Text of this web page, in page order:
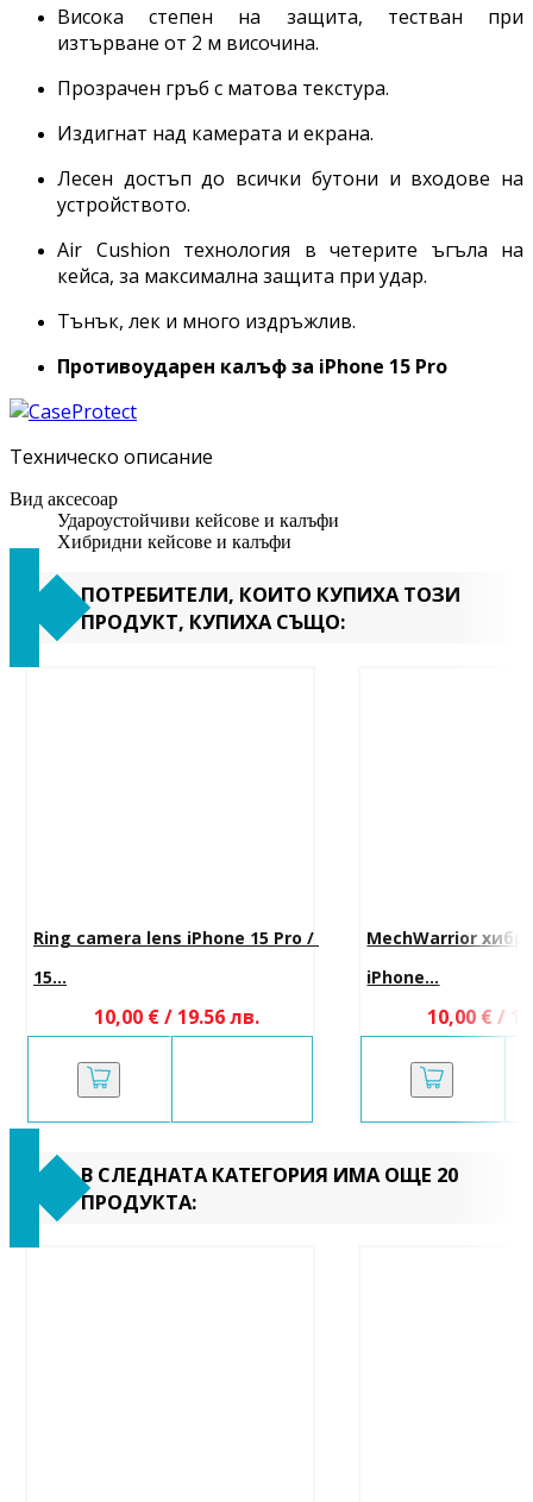
Висока степен на защита, тестван при
изтърване от 2 м височина.
Прозрачен гръб с матова текстура.
Издигнат над камерата и екрана.
Лесен достъп до всички бутони и входове на
устройството.
Air Cushion технология в четерите ъгъла на
кейса, за максимална защита при удар.
Тънък, лек и много издръжлив.
Противоударен калъф за iPhone 15 Pro
Техническо описание
Вид аксесоар
Удароустойчиви кейсове и калъфи
Хибридни кейсове и калъфи
ПОТРЕБИТЕЛИ, КОИТО КУПИХА ТОЗИ
ПРОДУКТ, КУПИХА СЪЩО:
Ring camera lens iPhone 15 Pro /
15...
10,00 € / 19.56 лв.
MechWarrior
iPhone...
10,00 € /
В СЛЕДНАТА КАТЕГОРИЯ ИМА ОЩЕ 20
ПРОДУКТА: